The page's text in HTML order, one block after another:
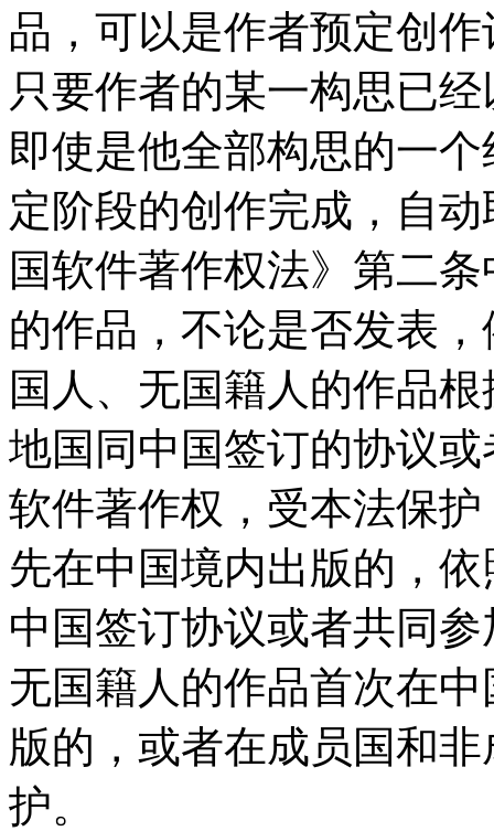
品，可以是作者预定创
只要作者的某一构思已
即使是他全部构思的一
定阶段的创作完成，自
国软件著作权法》第二
的作品，不论是否发表
国人、无国籍人的作品
地国同中国签订的协议
软件著作权，受本法保
先在中国境内出版的，
中国签订协议或者共同
无国籍人的作品首次在
版的，或者在成员国和
护。